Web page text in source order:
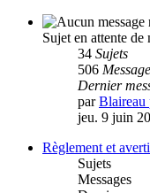
Sujet en attente de
34 Sujets
506
Dernier
parBlaireau
jeu. 9 juin
Règlement et
Sujets
Messages